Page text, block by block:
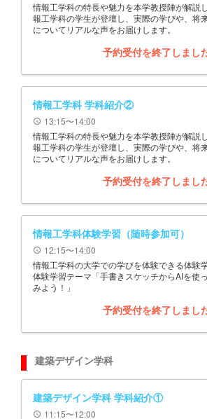
情報工学科の特長や魅力を本学教授陣が解説
報工学科の学生が登壇し、実際の学びや、将
についてリアルな声をお届けします。
予約受付を終了しまし
情報工学科 学科紹介②
schedule 13:15〜14:00
情報工学科の特長や魅力を本学教授陣が解説
報工学科の学生が登壇し、実際の学びや、将
についてリアルな声をお届けします。
予約受付を終了しまし
情報工学科体験学習（随時参加可）
schedule 12:15〜14:00
情報工学科の大学での学びを体験できる体験
体験学習テーマ「手書きスケッチからAIを使
みよう！」
予約受付を終了しまし
建築デザイン学科
建築デザイン学科 学科紹介①
schedule 11:15〜12:00